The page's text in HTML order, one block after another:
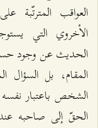
العواقب
الأخروي التي
الحديث عن وجود
المقام، بل السؤال
الشخص باعتبار
الحقّ إلى صاحبه